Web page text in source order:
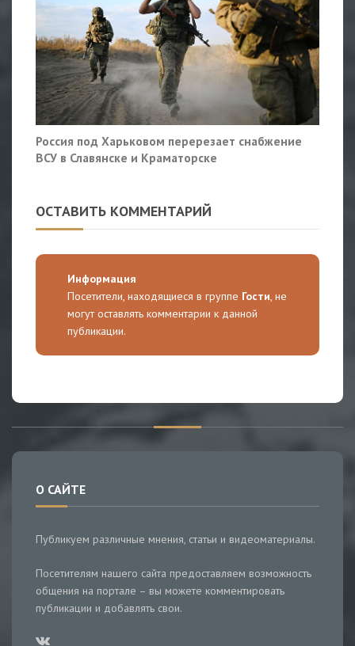
Россия под Харьковом перерезает снабжение
ВСУ в Славянске и Краматорске
ОСТАВИТЬ КОММЕНТАРИЙ
Информация
Посетители, находящиеся в группе Гости, не
могут оставлять комментарии к данной
публикации.
О САЙТЕ
Публикуем различные мнения, статьи и видеоматериалы.
Посетителям нашего сайта предоставляем возможность
общения на портале – вы можете комментировать
публикации и добавлять свои.